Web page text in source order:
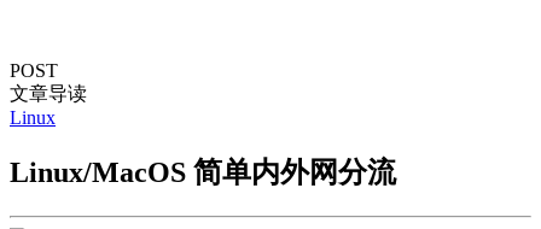
POST
文章导读
Linux
Linux/MacOS 简单内外网分流